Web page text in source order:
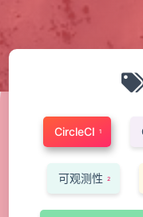
CircleCI 1
可观测性 2